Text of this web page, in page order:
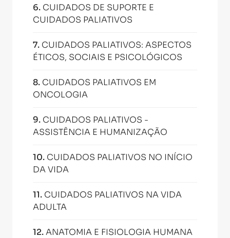
6. CUIDADOS DE SUPORTE E
CUIDADOS PALIATIVOS
7. CUIDADOS PALIATIVOS: ASPECTOS
ÉTICOS, SOCIAIS E PSICOLÓGICOS
8. CUIDADOS PALIATIVOS EM
ONCOLOGIA
9. CUIDADOS PALIATIVOS -
ASSISTÊNCIA E HUMANIZAÇÃO
10. CUIDADOS PALIATIVOS NO INÍCIO
DA VIDA
11. CUIDADOS PALIATIVOS NA VIDA
ADULTA
12.ANATOMIA E FISIOLOGIA HUMANA